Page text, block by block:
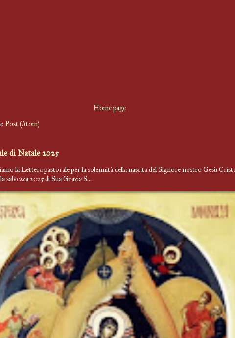
Home page
Post (Atom)
di Natale 2025
la Lettera pastorale per la solennità della nascita del Signore nostro Gesù
salvezza 2025 di Sua Grazia S...